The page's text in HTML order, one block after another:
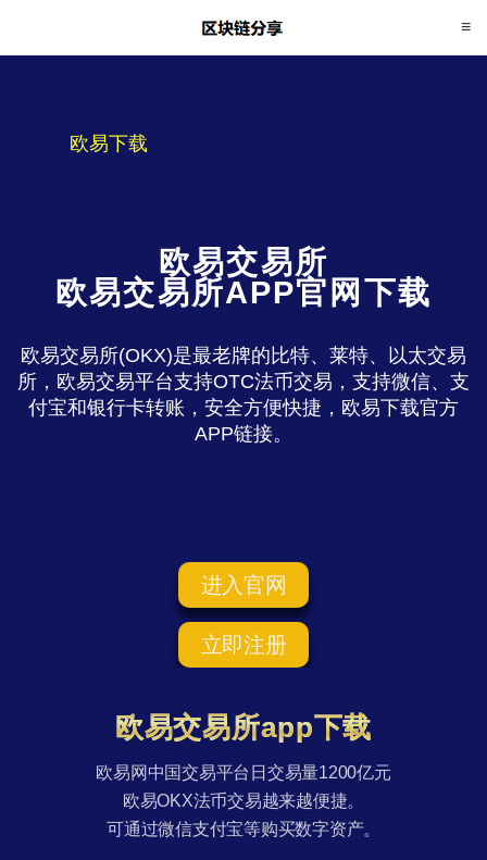
欧易下载
欧易交易所
欧易交易所APP官网下载
欧易交易所(OKX)是最老牌的比特、莱特、以太交易
所，欧易交易平台支持OTC法币交易，支持微信、支
付宝和银行卡转账，安全方便快捷，欧易下载官方
APP链接。
进入官网
立即注册
欧易交易所app下载
欧易网中国交易平台日交易量1200亿元
欧易OKX法币交易越来越便捷。
可通过微信支付宝等购买数字资产。